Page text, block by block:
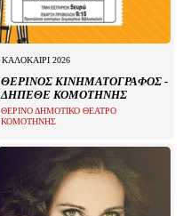
ΚΑΛΟΚΑΙΡΙ 2026
ΘΕΡΙΝΟΣ ΚΙΝΗΜΑΤΟΓΡΑΦΟΣ -
ΔΗΠΕΘΕ ΚΟΜΟΤΗΝΗΣ
ΘΕΡΙΝΟ ΔΗΜΟΤΙΚΟ ΘΕΑΤΡΟ
ΚΟΜΟΤΗΝΗΣ